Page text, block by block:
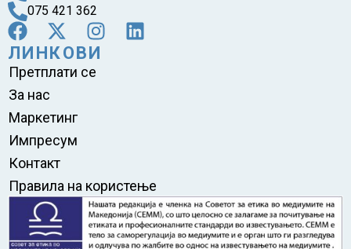
075 421 362
ЛИНКОВИ
Претплати се
За нас
Маркетинг
Импресум
Контакт
Правила на користење